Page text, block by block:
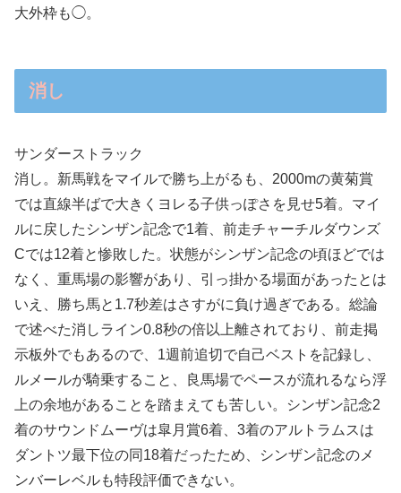
大外枠も◯。
消し
サンダーストラック
消し。新馬戦をマイルで勝ち上がるも、2000mの黄菊賞
では直線半ばで大きくヨレる子供っぽさを見せ5着。マイ
ルに戻したシンザン記念で1着、前走チャーチルダウンズ
Cでは12着と惨敗した。状態がシンザン記念の頃ほどでは
なく、重馬場の影響があり、引っ掛かる場面があったとは
いえ、勝ち馬と1.7秒差はさすがに負け過ぎである。総論
で述べた消しライン0.8秒の倍以上離されており、前走掲
示板外でもあるので、1週前追切で自己ベストを記録し、
ルメールが騎乗すること、良馬場でペースが流れるなら浮
上の余地があることを踏まえても苦しい。シンザン記念2
着のサウンドムーヴは皐月賞6着、3着のアルトラムスは
ダントツ最下位の同18着だったため、シンザン記念のメ
ンバーレベルも特段評価できない。